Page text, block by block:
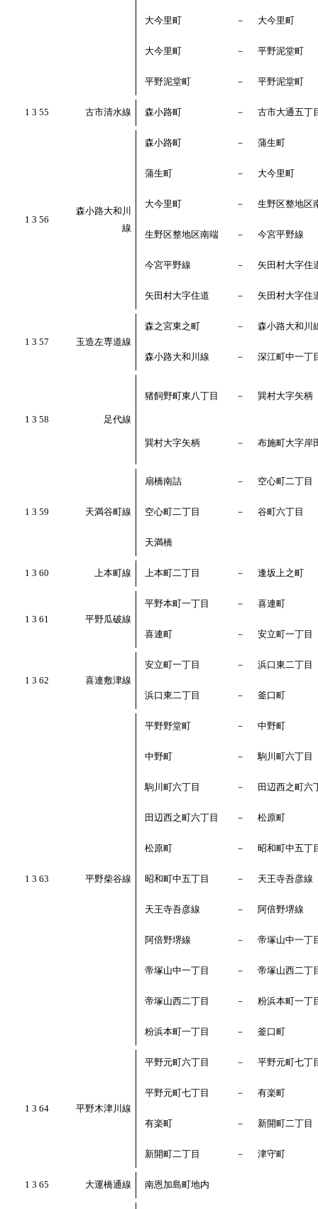
大今里町 － 大今里町
大今里町 － 平野泥堂町
平野泥堂町 － 平野泥堂町
1 3 55 古市清水線 森小路町 － 古市大通五丁
1 3 56
森小路大和川
線
森小路町 － 蒲生町
蒲生町 － 大今里町
大今里町 － 生野区整地区
生野区整地区南端 － 今宮平野線
今宮平野線 － 矢田村大字住
矢田村大字住道 － 矢田村大字住
1 3 57 玉造左専道線
森之宮東之町 － 森小路大和川
森小路大和川線 － 深江町中一丁
1 3 58 足代線
猪飼野町東八丁目 － 巽村大字矢柄
巽村大字矢柄 － 布施町大字岸
1 3 59 天満谷町線
扇橋南詰 － 空心町二丁目
空心町二丁目 － 谷町六丁目
天満橋
1 3 60 上本町線 上本町二丁目 － 逢坂上之町
1 3 61 平野瓜破線
平野本町一丁目 － 喜連町
喜連町 － 安立町一丁目
1 3 62 喜連敷津線
安立町一丁目 － 浜口東二丁目
浜口東二丁目 － 釜口町
1 3 63 平野柴谷線
平野野堂町 － 中野町
中野町 － 駒川町六丁目
駒川町六丁目 － 田辺西之町六
田辺西之町六丁目 － 松原町
松原町 － 昭和町中五丁
昭和町中五丁目 － 天王寺吾彦線
天王寺吾彦線 － 阿倍野堺線
阿倍野堺線 － 帝塚山中一丁
帝塚山中一丁目 － 帝塚山西二丁
帝塚山西二丁目 － 粉浜本町一丁
粉浜本町一丁目 － 釜口町
1 3 64 平野木津川線
平野元町六丁目 － 平野元町七丁
平野元町七丁目 － 有楽町
有楽町 － 新開町二丁目
新開町二丁目 － 津守町
1 3 65 大運橋通線 南恩加島町地内